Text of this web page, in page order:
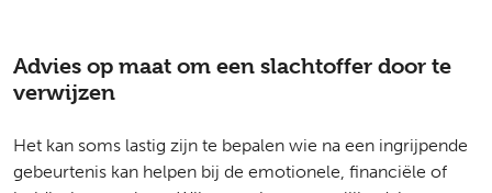
Advies op maat om een slachtoffer door te
verwijzen
Het kan soms lastig zijn te bepalen wie na een ingrijpende
gebeurtenis kan helpen bij de emotionele, financiële of